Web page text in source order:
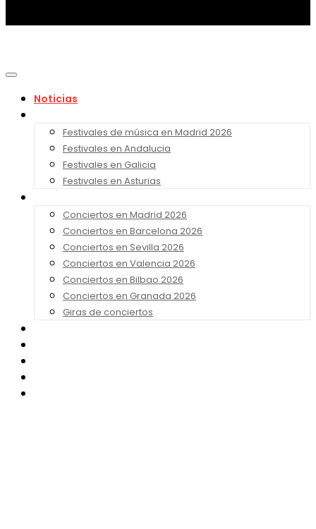
Noticias
Festivales de música en Madrid 2026
Festivales en Andalucia
Festivales en Galicia
Festivales en Asturias
Conciertos en Madrid 2026
Conciertos en Barcelona 2026
Conciertos en Sevilla 2026
Conciertos en Valencia 2026
Conciertos en Bilbao 2026
Conciertos en Granada 2026
Giras de conciertos